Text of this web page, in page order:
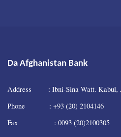
Da Afghanistan Bank
Address : Ibni-Sina Watt. Kabul,
Phone : +93 (20) 2104146
Fax : 0093 (20)2100305